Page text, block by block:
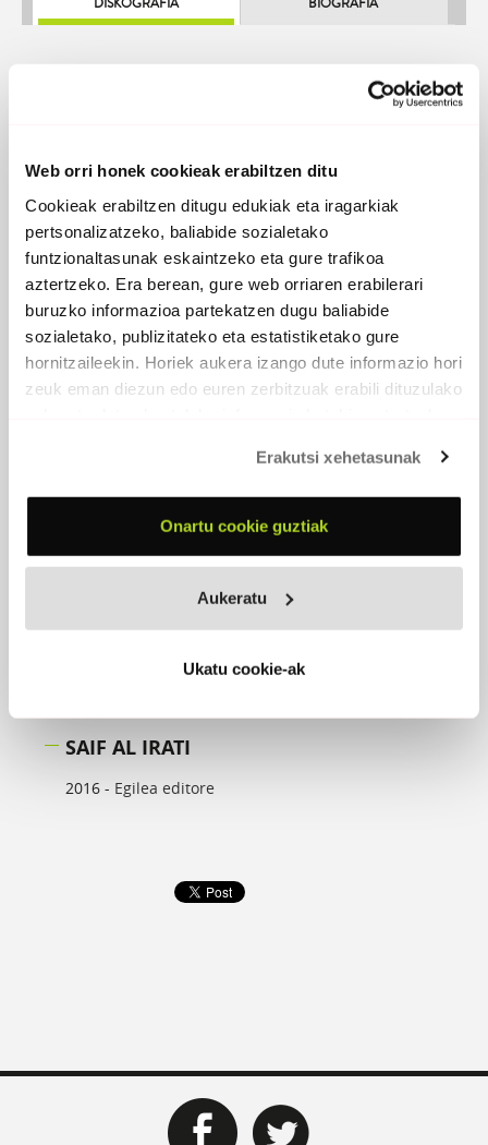
Web orri honek cookieak erabiltzen ditu
Cookieak erabiltzen ditugu edukiak eta iragarkiak
pertsonalizatzeko, baliabide sozialetako
funtzionaltasunak eskaintzeko eta gure trafikoa
aztertzeko. Era berean, gure web orriaren erabilerari
buruzko informazioa partekatzen dugu baliabide
sozialetako, publizitateko eta estatistiketako gure
hornitzaileekin. Horiek aukera izango dute informazio hori
zeuk eman diezun edo euren zerbitzuak erabili dituzulako
Erakutsi xehetasunak
Onartu cookie guztiak
Aukeratu
Ukatu cookie-ak
COVER DOSE
2016 -Egilea editore
SAIF AL IRATI
2016 - Egilea editore